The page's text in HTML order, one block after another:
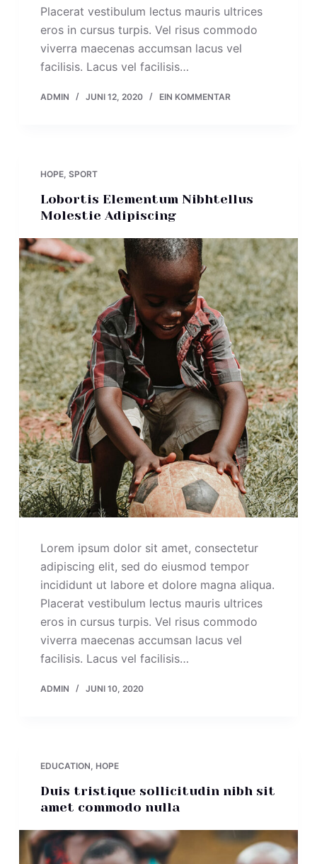
Placerat vestibulum lectus mauris ultrices
eros in cursus turpis. Vel risus commodo
viverra maecenas accumsan lacus vel
facilisis. Lacus vel facilisis…
ADMIN JUNI 12, 2020 EIN KOMMENTAR
HOPE, SPORT
Lobortis Elementum Nibhtellus
Molestie Adipiscing
Lorem ipsum dolor sit amet, consectetur
adipiscing elit, sed do eiusmod tempor
incididunt ut labore et dolore magna aliqua.
Placerat vestibulum lectus mauris ultrices
eros in cursus turpis. Vel risus commodo
viverra maecenas accumsan lacus vel
facilisis. Lacus vel facilisis…
ADMIN JUNI 10, 2020
EDUCATION HOPE
Duis tristique sollicitudin nibh sit
amet commodo nulla